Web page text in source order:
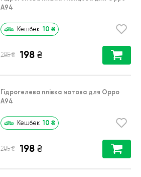
A94
Кешбек 10 ₴
285 ₴ 198 ₴
Гідрогелева плівка матова для Oppo
A94
Кешбек 10 ₴
285 ₴ 198 ₴